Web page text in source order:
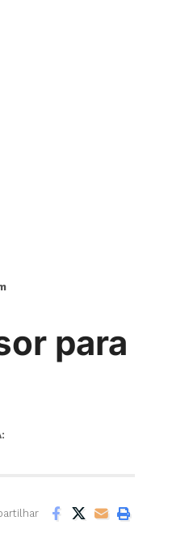
para